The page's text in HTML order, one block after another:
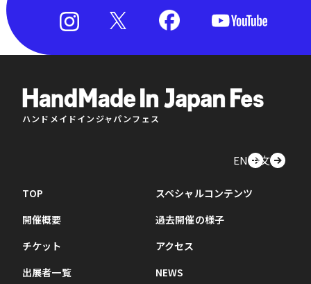
ハンドメイドインジャパンフェス
EN中文
TOP
開催概要
チケット
出展者一覧
スペシャルコンテンツ
過去開催の様子
アクセス
NEWS